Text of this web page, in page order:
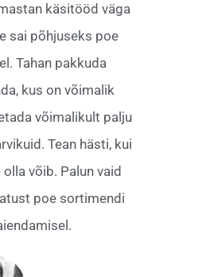
käsitööd väga
sai põhjuseks poe
Tahan pakkuda
kus on võimalik
võimalikult palju
Tean hästi, kui
võib. Palun vaid
poe sortimendi